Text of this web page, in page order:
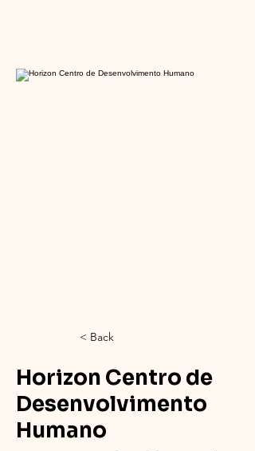
< Back
Horizon Centro de
Desenvolvimento
Humano